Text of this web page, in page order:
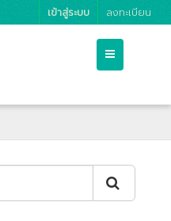
เข้าสู่ระบบ ลงทะเบียน